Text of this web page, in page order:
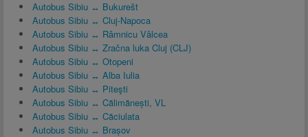
Autobus Sibiu ↔ Bukurešt
Autobus Sibiu ↔ Cluj-Napoca
Autobus Sibiu ↔ Râmnicu Vâlcea
Autobus Sibiu ↔ Zračna luka Cluj (CLJ)
Autobus Sibiu ↔ Otopeni
Autobus Sibiu ↔ Alba Iulia
Autobus Sibiu ↔ Piteşti
Autobus Sibiu ↔ Călimănești, VL
Autobus Sibiu ↔ Căciulata
Autobus Sibiu ↔ Brașov